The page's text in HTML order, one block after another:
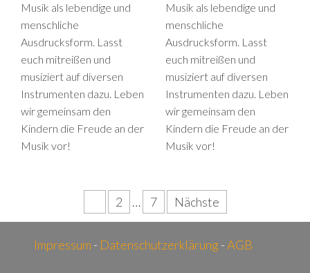
Musik als lebendige und
menschliche
Ausdrucksform. Lasst
euch mitreißen und
musiziert auf diversen
Instrumenten dazu. Leben
wir gemeinsam den
Kindern die Freude an der
Musik vor!
Musik als lebendige und
menschliche
Ausdrucksform. Lasst
euch mitreißen und
musiziert auf diversen
Instrumenten dazu. Leben
wir gemeinsam den
Kindern die Freude an der
Musik vor!
Seitennummerierung
der
Beiträge
2 … 7 Nächste
Impressum - Datenschutzerklärung -AGB